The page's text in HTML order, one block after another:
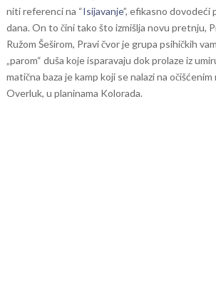
niti referenci na “Isijavanje”, efikasno dovodeći
dana. On to čini tako što izmišlja novu pretnju,
Ružom Šeširom, Pravi čvor je grupa psihičkih
„parom“ duša koje isparavaju dok prolaze iz
matična baza je kamp koji se nalazi na
Overluk, u planinama Kolorada.